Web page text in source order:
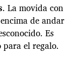
. La movida con
de andar
Es
el regalo.